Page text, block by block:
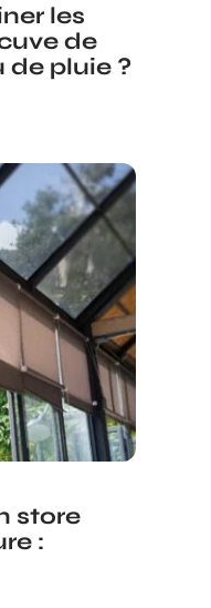
les
de
de pluie ?
store
: